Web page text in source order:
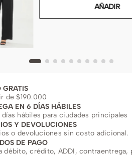
AÑADIR
GRATIS
de $190.000
EN 6 DÍAS HÁBILES
días hábiles para ciudades principales
Y DEVOLUCIONES
o devoluciones sin costo adicional.
DE PAGO
débito, crédito, ADDI, contraentrega,